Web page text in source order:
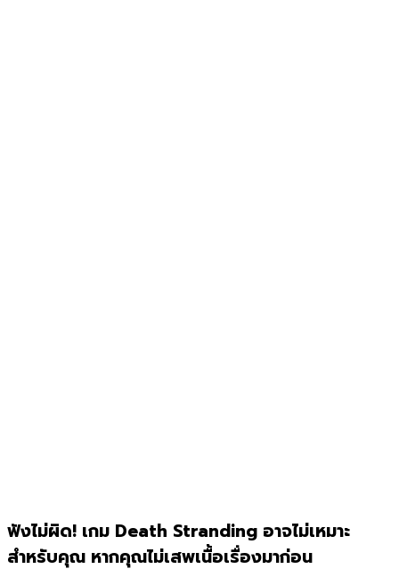
ฟังไม่ผิด! เกม Death Stranding อาจไม่เหมาะ
สำหรับคุณ หากคุณไม่เสพเนื้อเรื่องมาก่อน